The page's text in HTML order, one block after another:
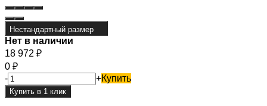
Нестандартный размер
Нет в наличии
18 972 ₽
0 ₽
-
+Купить